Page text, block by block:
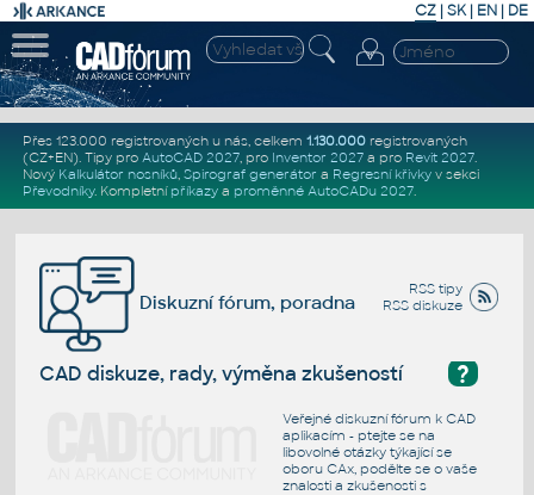
CZ | SK| EN | DE
Přes 123.000 registrovaných u nás, celkem 1.130.000registrovaných
(CZ+EN). Tipy pro AutoCAD 2027, pro Inventor 2027a pro Revit 2027.
Nový Kalkulátor nosníků, Spirograf generátor a Regresní křivkyv sekci
Převodníky. Kompletní příkazya proměnné AutoCADu 2027.
RSS tipy
RSS diskuze
Diskuzní fórum, poradna
?
CAD diskuze, rady, výměna zkušeností
Veřejné diskuzní fórum k CAD
aplikacím - ptejte se na
libovolné otázky týkající se
oboru CAx, podělte se o vaše
znalosti a zkušenosti s